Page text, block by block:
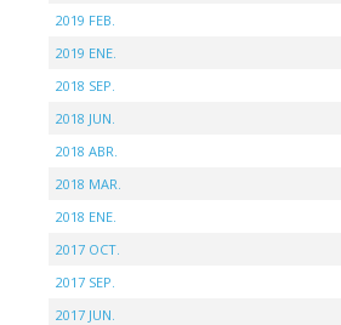
2019 FEB.
2019 ENE.
2018 SEP.
2018 JUN.
2018 ABR.
2018 MAR.
2018 ENE.
2017 OCT.
2017 SEP.
2017 JUN.